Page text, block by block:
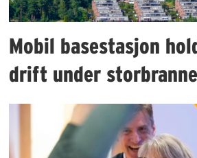
Mobil basestasjon
drift under